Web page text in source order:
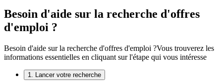
Besoin d'aide sur la recherche d'offres
d'emploi ?
Besoin d'aide sur la recherche d'offres d'emploi ?Vous trouverez les
informations essentielles en cliquant sur l'étape qui vous intéresse
1. Lancer votre recherche